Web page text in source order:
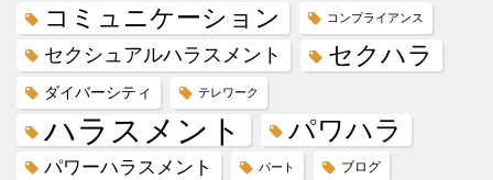
コミュニケーション コンプライアンス
セクシュアルハラスメント セクハラ
ダイバーシティ テレワーク
ハラスメント パワハラ
パワーハラスメント パート ブログ